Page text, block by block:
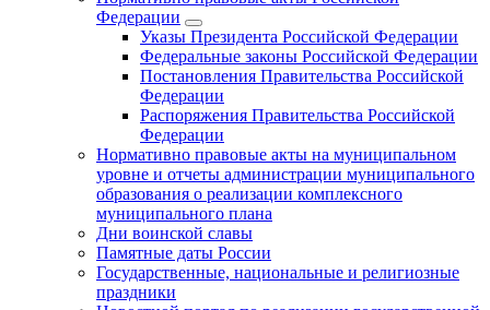
Федерации
Указы Президента Российской Федерации
Федеральные законы Российской Федерации
Постановления Правительства Российской
Федерации
Распоряжения Правительства Российской
Федерации
Нормативно правовые акты на муниципальном
уровне и отчеты администрации муниципального
образования о реализации комплексного
муниципального плана
Дни воинской славы
Памятные даты России
Государственные, национальные и религиозные
праздники